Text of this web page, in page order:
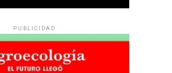
PUBLICIDAD